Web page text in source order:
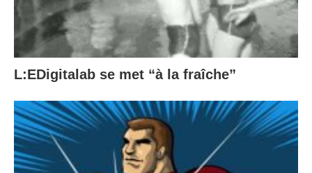
L:EDigitalab se met “à la fraîche”